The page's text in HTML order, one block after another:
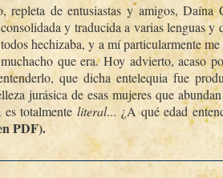
repleta de entusiastas y amigos, Daí­na
y traducida a varias lenguas y
hechizaba, y a mí­ particularmente
que era. Hoy advierto, acaso
que dicha entelequia fue
jurásica de esas mujeres que
es totalmenteliteral... ¿A qué edad
PDF).